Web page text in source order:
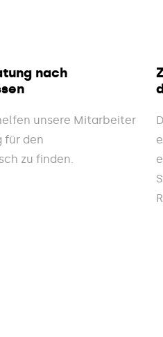
nach
unsere Mitarbeiter
für den
zu finden.